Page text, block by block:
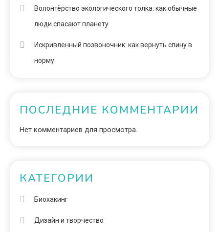
Волонтёрство экологического толка: как обычные
люди спасают планету
Искривленный позвоночник: как вернуть спину в
норму
ПОСЛЕДНИЕ КОММЕНТАРИИ
Нет комментариев для просмотра.
КАТЕГОРИИ
Биохакинг
Дизайн и творчество